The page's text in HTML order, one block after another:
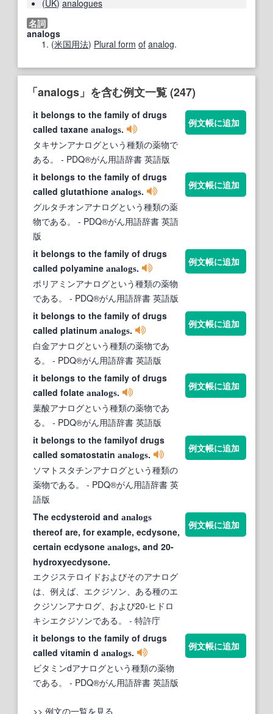
(UK) analogues
名詞
analogs
(米国用法) Plural form of analog.
「analogs」を含む例文一覧 (247)
it belongs to the family of drugs
called taxane analogs.
タキサンアナログという種類の薬物で
ある。
- PDQ®がん用語辞書 英語版
例文帳に追加
it belongs to the family of drugs
called glutathione analogs.
グルタチオンアナログという種類の薬
物である。
- PDQ®がん用語辞書 英語
版
例文帳に追加
it belongs to the family of drugs
called polyamine analogs.
ポリアミンアナログという種類の薬物
である。
- PDQ®がん用語辞書 英語版
例文帳に追加
it belongs to the family of drugs
called platinum analogs.
白金アナログという種類の薬物であ
る。
- PDQ®がん用語辞書 英語版
例文帳に追加
it belongs to the family of drugs
called folate analogs.
葉酸アナログという種類の薬物であ
る。
- PDQ®がん用語辞書 英語版
例文帳に追加
it belongs to the familyof drugs
called somatostatin analogs.
ソマトスタチンアナログという種類の
薬物である。
- PDQ®がん用語辞書 英
語版
例文帳に追加
The ecdysteroid and analogs
thereof are, for example, ecdysone,
certain ecdysone analogs, and 20-
hydroxyecdysone.
エクジステロイドおよびそのアナログ
は、例えば、エクジソン、ある種のエ
クジソンアナログ、および20-ヒドロ
キシエクジソンである。
- 特許庁
例文帳に追加
it belongs to the family of drugs
called vitamin d analogs.
ビタミンdアナログという種類の薬物
である。
- PDQ®がん用語辞書 英語版
例文帳に追加
>> 例文の一覧を見る